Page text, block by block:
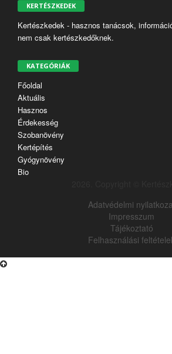
KERTÉSZKEDEK
Kertészkedek - hasznos tanácsok,
nem csak kertészkedőknek.
KATEGÓRIÁK
Főoldal
Aktuális
Hasznos
Érdekesség
Szobanövény
Kertépítés
Gyógynövény
Bio
Adatvédelmi
Impresszum
Tájékoztató
Felhasználási